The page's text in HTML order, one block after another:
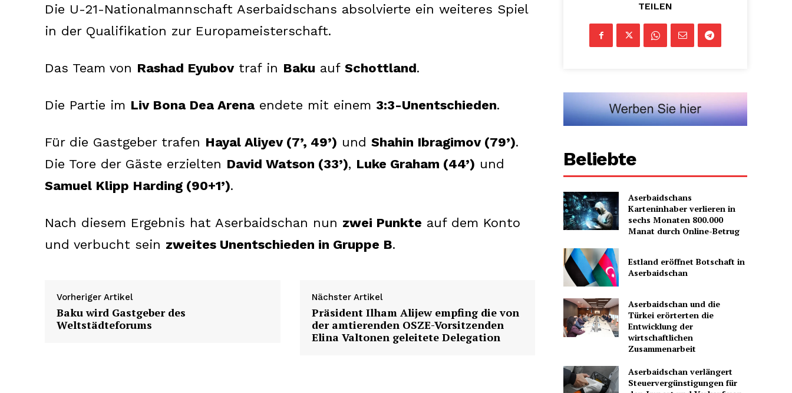
Die U-21-Nationalmannschaft Aserbaidschans absolvierte ein weiteres Spiel
in der Qualifikation zur Europameisterschaft.
Das Team von Rashad Eyubovtraf in Baku auf Schottland.
Die Partie im Liv Bona Dea Arena endete mit einem 3:3-Unentschieden.
Für die Gastgeber trafen Hayal Aliyev (7’, 49’) und Shahin Ibragimov (79’).
Die Tore der Gäste erzielten David Watson (33’), Luke Graham (44’) und
Samuel Klipp Harding (90+1’).
Nach diesem Ergebnis hat Aserbaidschan nun zwei Punkte auf dem Konto
und verbucht sein zweites Unentschieden in Gruppe B.
Vorheriger Artikel
Baku wird Gastgeber des
Weltstädteforums
Nächster Artikel
Präsident Ilham Alijew empfing die von
der amtierenden OSZE-Vorsitzenden
Elina Valtonen geleitete Delegation
TEILEN
Beliebte
Aserbaidschans
Karteninhaber verlieren in
sechs Monaten 800.000
Manat durch Online-Betrug
Estland eröffnet Botschaft in
Aserbaidschan
Aserbaidschan und die
Türkei erörterten die
Entwicklung der
wirtschaftlichen
Zusammenarbeit
Aserbaidschan verlängert
Steuervergünstigungen für